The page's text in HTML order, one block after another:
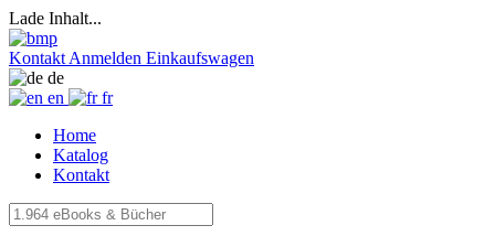
Lade Inhalt...
Kontakt Anmelden Einkaufswagen
de
en
fr
Home
Katalog
Kontakt